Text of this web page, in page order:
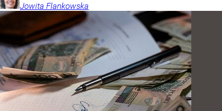
Jowita Flankowska